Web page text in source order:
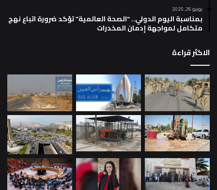
يونيو 26, 2025
بمناسبة اليوم الدولي.. “الصحة العالمية” تؤكد ضرورة اتباع نهج
متكامل لمواجهة إدمان المخدرات
الاكثر قراءة